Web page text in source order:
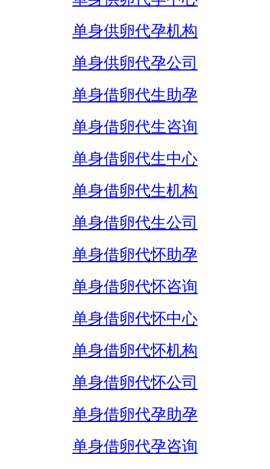
单身供卵代孕机构
单身供卵代孕公司
单身借卵代生助孕
单身借卵代生咨询
单身借卵代生中心
单身借卵代生机构
单身借卵代生公司
单身借卵代怀助孕
单身借卵代怀咨询
单身借卵代怀中心
单身借卵代怀机构
单身借卵代怀公司
单身借卵代孕助孕
单身借卵代孕咨询